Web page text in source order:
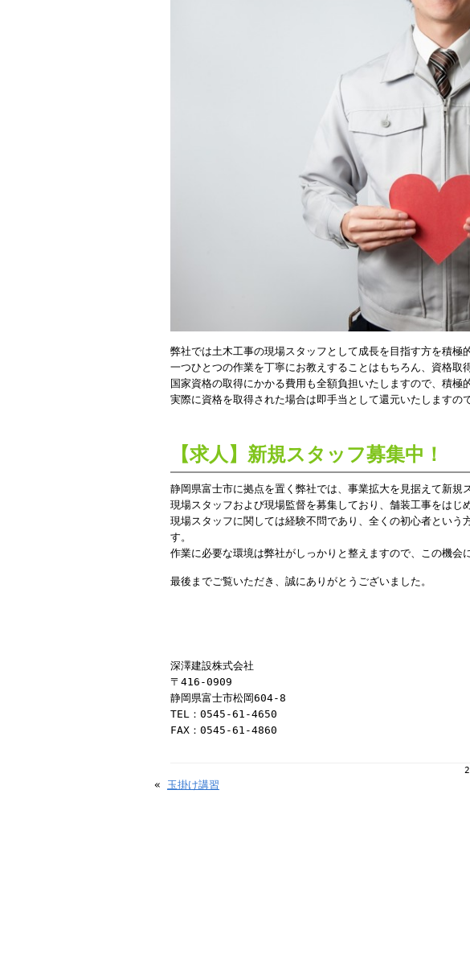
弊社では土木工事の現場スタッフとして成長を目指す方を積極
一つひとつの作業を丁寧にお教えすることはもちろん、資格取
国家資格の取得にかかる費用も全額負担いたしますので、積極
実際に資格を取得された場合は即手当として還元いたしますの
【求人】新規スタッフ募集中！
静岡県富士市に拠点を置く弊社では、事業拡大を見据えて新規
現場スタッフおよび現場監督を募集しており、舗装工事をはじ
現場スタッフに関しては経験不問であり、全くの初心者という
す。
作業に必要な環境は弊社がしっかりと整えますので、この機会
最後までご覧いただき、誠にありがとうございました。
深澤建設株式会社
〒416-0909
静岡県富士市松岡604-8
TEL：0545-61-4650
FAX：0545-61-4860
« 玉掛け講習